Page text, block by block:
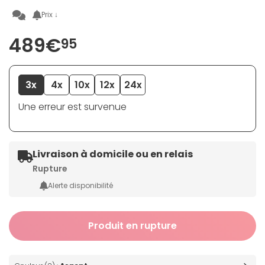
Prix ↓
489€95
3x 4x 10x 12x
24x
Une erreur est survenue
Livraison à domicile ou en relais
Rupture
Alerte disponibilité
Produit en rupture